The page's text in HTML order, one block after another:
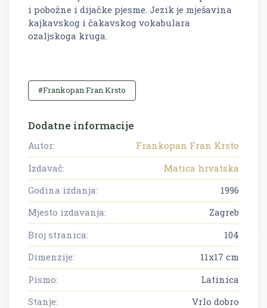
i pobožne i dijačke pjesme. Jezik je mješavina
kajkavskog i čakavskog vokabulara
ozaljskoga kruga.
#Frankopan Fran Krsto
Dodatne informacije
Autor:
Frankopan Fran Krsto
Izdavač:
Matica hrvatska
Godina izdanja:
1996
Mjesto izdavanja:
Zagreb
Broj stranica:
104
Dimenzije:
11x17 cm
Pismo:
Latinica
Stanje:
Vrlo dobro